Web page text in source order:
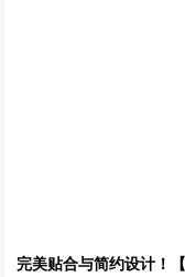
完美贴合与简约设计！